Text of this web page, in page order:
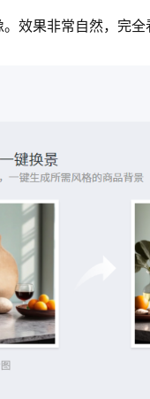
效果非常自然，完